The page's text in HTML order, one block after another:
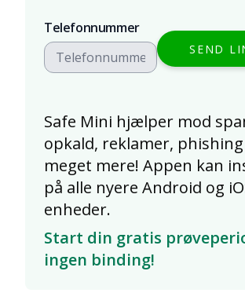
Telefonnummer
SEND
Safe Mini hjælper mod
opkald, reklamer,
meget mere! Appen kan
på alle nyere Android og
enheder.
Start din gratis
ingen binding!